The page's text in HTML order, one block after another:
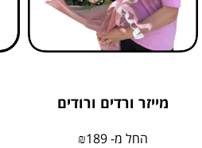
מייזר ורדים ורודים
החל מ- ₪189